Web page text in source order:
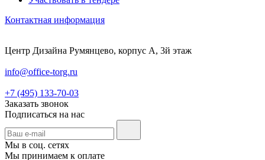
Контактная информация
Центр Дизайна Румянцево, корпус А, 3й этаж
info@office-torg.ru
+7 (495) 133-70-03
Заказать звонок
Подписаться на нас
Мы в соц. сетях
Мы принимаем к оплате